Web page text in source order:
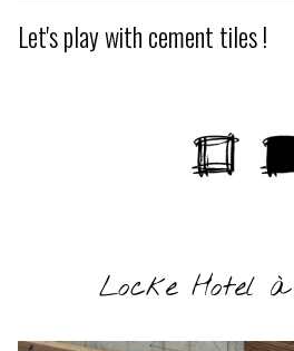
Let's play with cement tiles !
Locke Hotel à